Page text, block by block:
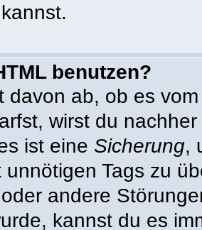
benutzen?
davon ab, ob es
wirst du
ist eine Sicherung,
unnötigen Tags zu
andere
kannst du es